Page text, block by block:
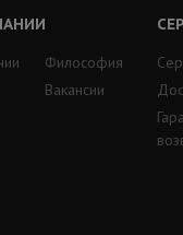
Философия
Вакансии